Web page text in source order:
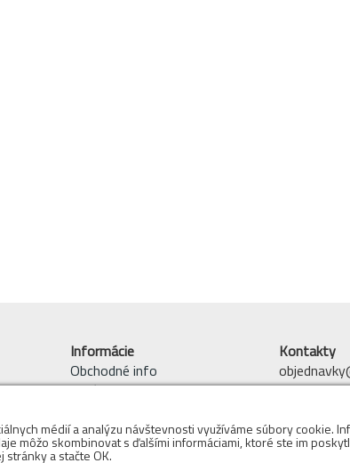
Informácie
Obchodné info
O nás
Pracie symboly
Obchodné podmienky
Kontakty
mobil:
Bytový
médií a analýzu návštevnosti využíváme súbory cookie.
môžo skombinovat s ďalšími informáciami, ktoré ste im
a stačte OK.